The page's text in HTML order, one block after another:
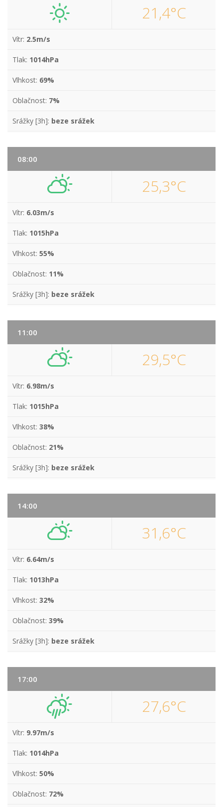
21,4°C
Vítr: 2.5m/s
Tlak: 1014hPa
Vlhkost: 69%
Oblačnost: 7%
Srážky [3h]: beze srážek
08:00
25,3°C
Vítr: 6.03m/s
Tlak: 1015hPa
Vlhkost: 55%
Oblačnost: 11%
Srážky [3h]: beze srážek
11:00
29,5°C
Vítr: 6.98m/s
Tlak: 1015hPa
Vlhkost: 38%
Oblačnost: 21%
Srážky [3h]: beze srážek
14:00
31,6°C
Vítr: 6.64m/s
Tlak: 1013hPa
Vlhkost: 32%
Oblačnost: 39%
Srážky [3h]: beze srážek
17:00
27,6°C
Vítr: 9.97m/s
Tlak: 1014hPa
Vlhkost: 50%
Oblačnost: 72%